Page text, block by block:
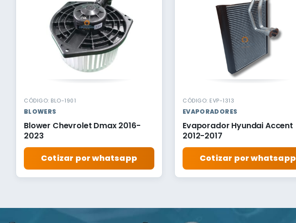
CÓDIGO: BLO-1901
BLOWERS
Blower Chevrolet Dmax 2016-
2023
Cotizar por whatsapp
CÓDIGO: EVP-1313
EVAPORADORES
Evaporador Hyundai Accent
2012-2017
Cotizar por whatsapp